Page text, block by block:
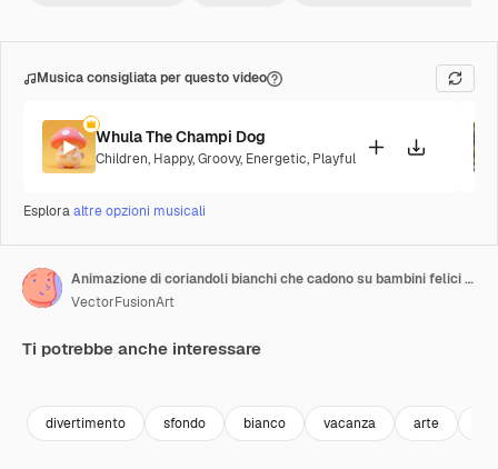
Musica consigliata per questo video
Whula The Champi Dog
Children, Happy,Groovy, Energetic, Playful
Esploraaltre opzioni musicali
Animazione di coriandoli bianchi che cadono su bambini felici di diverse etnie e un clown che si divertono a una festa.
VectorFusionArt
Ti potrebbe anche interessare
divertimento sfondo bianco vacanza arte